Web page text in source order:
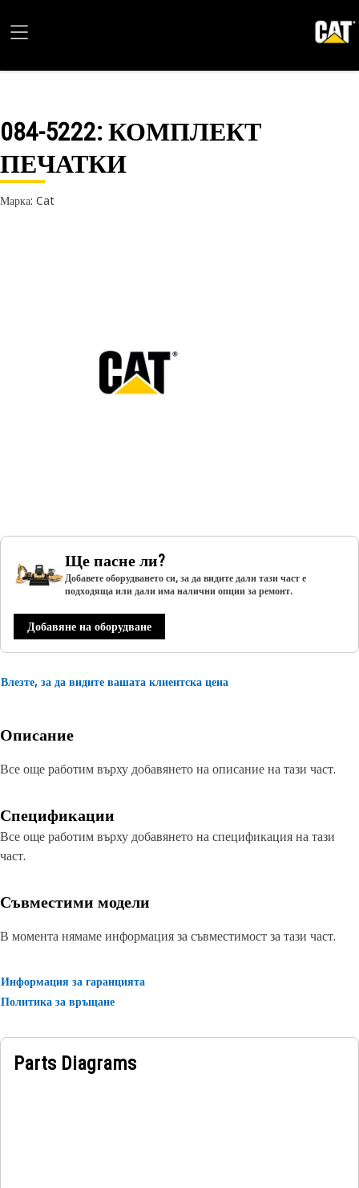
084-5222: КОМПЛЕКТ
ПЕЧАТКИ
Марка: Cat
Ще пасне ли?
Добавете оборудването си, за да видите дали тази част е
подходяща или дали има налични опции за ремонт.
Добавяне на оборудване
Влезте, за да видите вашата клиентска цена
Описание
Все още работим върху добавянето на описание на тази част.
Спецификации
Все още работим върху добавянето на спецификация на тази
част.
Съвместими модели
В момента нямаме информация за съвместимост за тази част.
Информация за гаранцията
Политика за връщане
Parts Diagrams